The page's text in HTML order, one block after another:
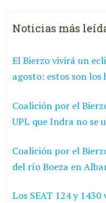
Noticias más
El Bierzo vivirá un
agosto: estos son
Coalición por el
UPL que Indra no se
Coalición por el
del río Boeza en
Los SEAT 124 y